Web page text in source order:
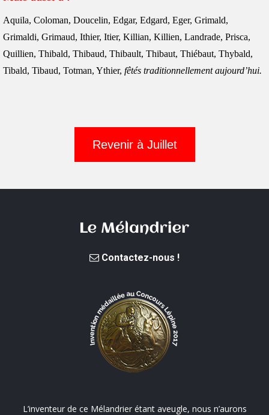
Aquila, Coloman, Doucelin, Edgar, Edgard, Eger, Grimald,
Grimaldi, Grimaud, Ithier, Itier, Killian, Killien, Landrade, Prisca,
Quillien, Thibald, Thibaud, Thibault, Thibaut, Thiébaut, Thybald,
Tibald, Tibaud, Totman, Ythier, fêtés traditionnellement aujourd’hui.
Revenir à Juillet
Contactez-nous !
L’inventeur de ce Mélandrier étant aveugle, nous n’aurons